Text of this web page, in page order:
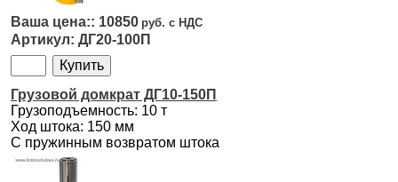
10850
ДГ20-100П
Грузовой домкрат ДГ10-150П
Грузоподъемность: 10 т
Ход штока: 150 мм
С пружинным возвратом штока